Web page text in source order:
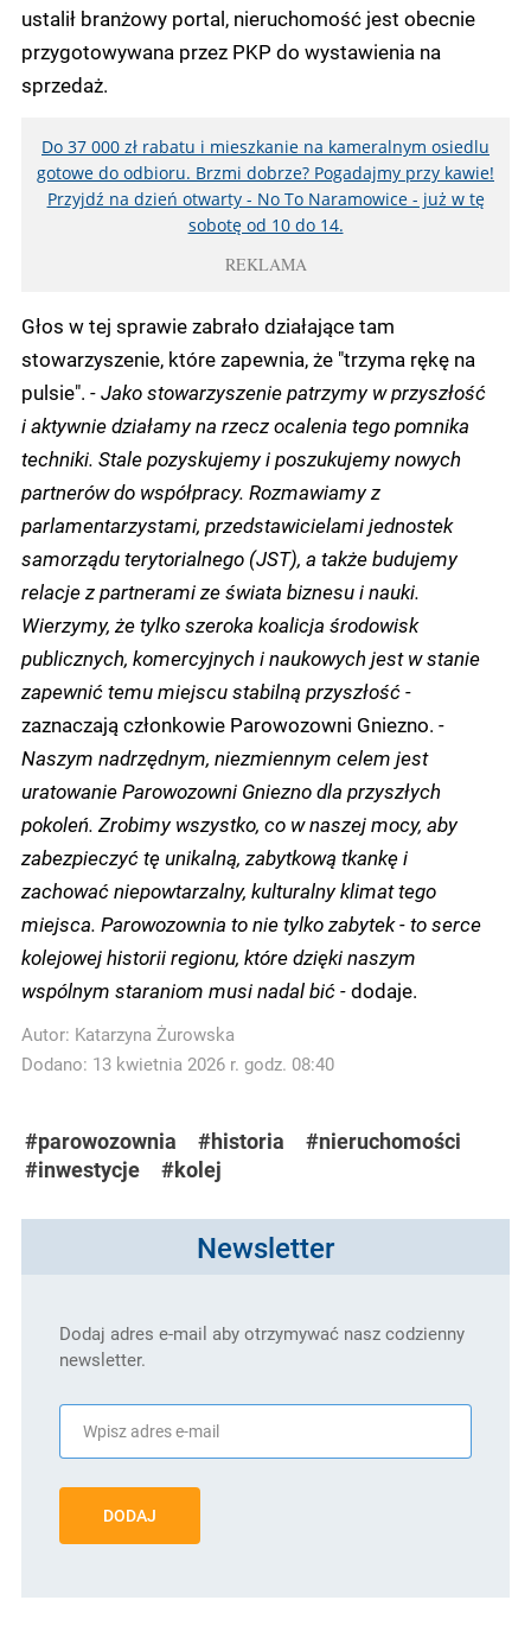
ustalił branżowy portal, nieruchomość jest obecnie
przygotowywana przez PKP do wystawienia na
sprzedaż.
Do 37 000 zł rabatu i mieszkanie na kameralnym osiedlu
gotowe do odbioru. Brzmi dobrze? Pogadajmy przy kawie!
Przyjdź na dzień otwarty - No To Naramowice - już w tę
sobotę od 10 do 14.
REKLAMA
Głos w tej sprawie zabrało działające tam
stowarzyszenie, które zapewnia, że "trzyma rękę na
pulsie". - Jako stowarzyszenie patrzymy w przyszłość
i aktywnie działamy na rzecz ocalenia tego pomnika
techniki. Stale pozyskujemy i poszukujemy nowych
partnerów do współpracy. Rozmawiamy z
parlamentarzystami, przedstawicielami jednostek
samorządu terytorialnego (JST), a także budujemy
relacje z partnerami ze świata biznesu i nauki.
Wierzymy, że tylko szeroka koalicja środowisk
publicznych, komercyjnych i naukowych jest w stanie
zapewnić temu miejscu stabilną przyszłość -
zaznaczają członkowie Parowozowni Gniezno. -
Naszym nadrzędnym, niezmiennym celem jest
uratowanie Parowozowni Gniezno dla przyszłych
pokoleń. Zrobimy wszystko, co w naszej mocy, aby
zabezpieczyć tę unikalną, zabytkową tkankę i
zachować niepowtarzalny, kulturalny klimat tego
miejsca. Parowozownia to nie tylko zabytek - to serce
kolejowej historii regionu, które dzięki naszym
wspólnym staraniom musi nadal bić -dodaje.
Autor: Katarzyna Żurowska
Dodano: 13 kwietnia 2026 r. godz. 08:40
#parowozownia #historia
#nieruchomości
#inwestycje
#kolej
Newsletter
Dodaj adres e-mail aby otrzymywać nasz codzienny
newsletter.
DODAJ